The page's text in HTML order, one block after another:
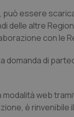
può essere
delle altre
con le
domanda di
web
è rinvenibile